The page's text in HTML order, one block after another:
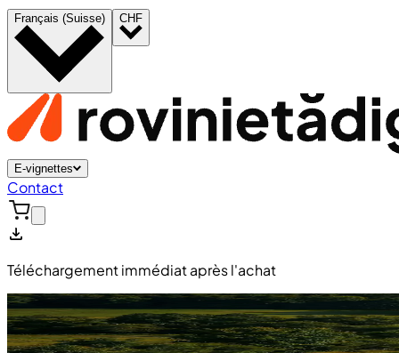
Français (Suisse) CHF
E-vignettes
Contact
Téléchargement immédiat après l'achat